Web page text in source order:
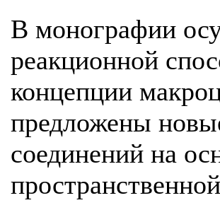
В монографии
реакционной
концепции
предложены
соединений на